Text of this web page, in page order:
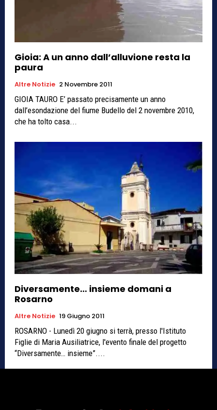
Gioia: A un anno dall’alluvione resta la
paura
Altre Notizie 2 Novembre 2011
GIOIA TAURO E’ passato precisamente un anno
dall’esondazione del fiume Budello del 2 novembre 2010,
che ha tolto casa...
Diversamente… insieme domani a
Rosarno
Altre Notizie 19 Giugno 2011
ROSARNO - Lunedì 20 giugno si terrà, presso l'Istituto
Figlie di Maria Ausiliatrice, l'evento finale del progetto
“Diversamente… insieme”....